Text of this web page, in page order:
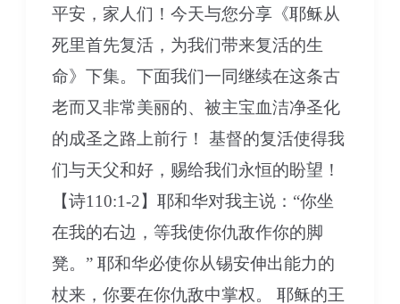
平安，家人们！今天与您分享《耶稣从
死里首先复活，为我们带来复活的生
命》下集。下面我们一同继续在这条古
老而又非常美丽的、被主宝血洁净圣化
的成圣之路上前行！ 基督的复活使得我
们与天父和好，赐给我们永恒的盼望！
【诗110:1-2】耶和华对我主说：“你坐
在我的右边，等我使你仇敌作你的脚
凳。” 耶和华必使你从锡安伸出能力的
杖来，你要在你仇敌中掌权。 耶稣的王